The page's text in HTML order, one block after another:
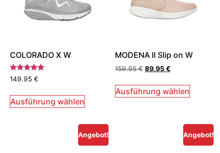
COLORADO X W
Bewertet
mit
von 5
149.95 €
Ausführung wählen
MODENA II Slip on W
159.95€ 89.95€
Ausführung wählen
Angebot! Angebot!